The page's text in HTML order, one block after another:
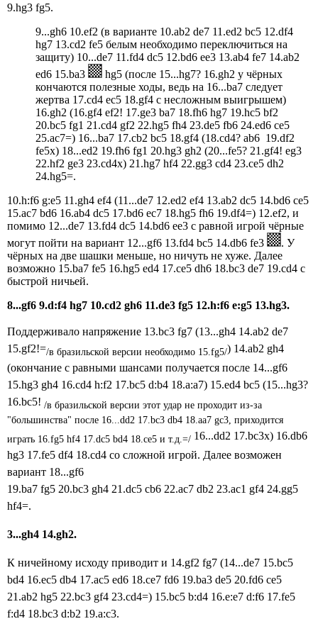
9.hg3 fg5.
9...gh6 10.ef2 (в варианте 10.ab2 de7 11.ed2 bc5 12.df4
hg7 13.cd2 fe5 белым необходимо переключиться на
защиту) 10...de7 11.fd4 dc5 12.bd6 ee3 13.ab4 fe7 14.ab2
ed6 15.ba3
hg5 (после 15...hg7? 16.gh2 у чёрных
кончаются полезные ходы, ведь на 16...ba7 следует
жертва 17.cd4 ec5 18.gf4 с несложным выигрышем)
16.gh2 (16.gf4 ef2! 17.ge3 ba7 18.fh6 hg7 19.hc5 bf2
20.bc5 fg1 21.cd4 gf2 22.hg5 fh4 23.de5 fb6 24.ed6 ce5
25.ac7=) 16...ba7 17.cb2 bc5 18.gf4 (18.cd4? ab6 19.df2
fe5x) 18...ed2 19.fh6 fg1 20.hg3 gh2 (20...fe5? 21.gf4! eg3
22.hf2 ge3 23.cd4x) 21.hg7 hf4 22.gg3 cd4 23.ce5 dh2
24.hg5=.
10.h:f6 g:e5 11.gh4 ef4 (11...de7 12.ed2 ef4 13.ab2 dc5 14.bd6 ce5
15.ac7 bd6 16.ab4 dc5 17.bd6 ec7 18.hg5 fh6 19.df4=) 12.ef2, и
помимо 12...de7 13.fd4 dc5 14.bd6 ee3 с равной игрой чёрные
могут пойти на вариант 12...gf6 13.fd4 bc5 14.db6 fe3
. У
чёрных на две шашки меньше, но ничуть не хуже. Далее
возможно 15.ba7 fe5 16.hg5 ed4 17.ce5 dh6 18.bc3 de7 19.cd4 с
быстрой ничьей.
8...gf6 9.d:f4 hg7 10.cd2 gh6 11.de3 fg5 12.h:f6 e:g5 13.hg3.
Поддерживало напряжение 13.bc3 fg7 (13...gh4 14.ab2 de7
15.gf2!=/в бразильской версии необходимо 15.fg5/) 14.ab2 gh4
(окончание с равными шансами получается после 14...gf6
15.hg3 gh4 16.cd4 h:f2 17.bc5 d:b4 18.a:a7) 15.ed4 bc5 (15...hg3?
16.bc5! /в бразильской версии этот удар не проходит из-за
"большинства" после 16...dd2 17.bc3 db4 18.aa7 gc3, приходится
играть 16.fg5 hf4 17.dc5 bd4 18.ce5 и т.д.=/ 16...dd2 17.bc3x) 16.db6
hg3 17.fe5 df4 18.cd4 со сложной игрой. Далее возможен
вариант 18...gf6
19.ba7 fg5 20.bc3 gh4 21.dc5 cb6 22.ac7 db2 23.ac1 gf4 24.gg5
hf4=.
3...gh4 14.gh2.
К ничейному исходу приводит и 14.gf2 fg7 (14...de7 15.bc5
bd4 16.ec5 db4 17.ac5 ed6 18.ce7 fd6 19.ba3 de5 20.fd6 ce5
21.ab2 hg5 22.bc3 gf4 23.cd4=) 15.bc5 b:d4 16.e:e7 d:f6 17.fe5
f:d4 18.bc3 d:b2 19.a:c3.